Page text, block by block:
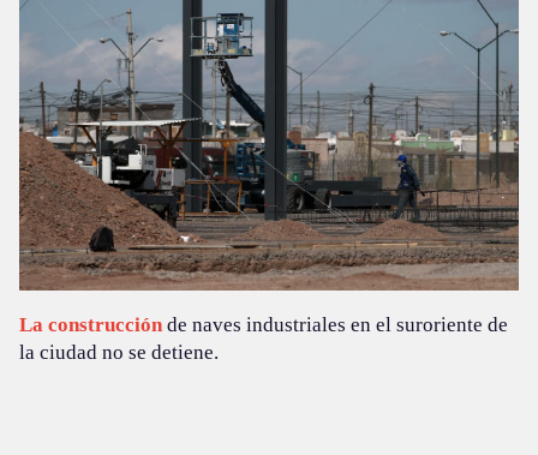
La construcción de naves industriales en el suroriente de
la ciudad no se detiene.